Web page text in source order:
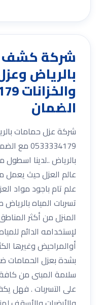
شركة كشف
بالرياض
الضمان
شركة عزل حمامات
بالرياض ..لدينا
عالم العزل حيث يعمل
علم تام باجود مواد
تسربات المياه
المنزل من أكثر
لإستخدامه الدائم
أوالمراحيض وغيرها
بشدة بعزل الحمامات
سلامة المبنى من
على التسربات . فهل